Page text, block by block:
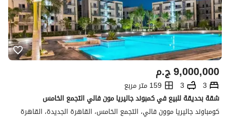
ج.م9,000,000
3
3
159 متر مربع
شقة بحديقة للبيع في كمبوند جاليريا مون فالي التجمع الخامس
كومباوند جاليريا موون فالي، التجمع الخامس، القاهرة الجديدة، القاهرة